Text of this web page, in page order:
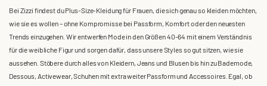
Bei Zizzi findest du Plus-Size-Kleidung für Frauen, die sich genau so kleiden möchten,
wie sie es wollen – ohne Kompromisse bei Passform, Komfort oder den neuesten
Trends einzugehen. Wir entwerfen Mode in den Größen 40-64 mit einem Verständnis
für die weibliche Figur und sorgen dafür, dass unsere Styles so gut sitzen, wie sie
aussehen. Stöbere durch alles von Kleidern, Jeans und Blusen bis hin zu Bademode,
Dessous, Activewear, Schuhen mit extra weiter Passform und Accessoires. Egal, ob